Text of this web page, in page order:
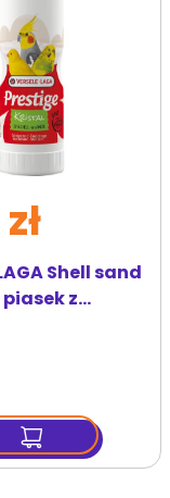
Shell sand
piasek z